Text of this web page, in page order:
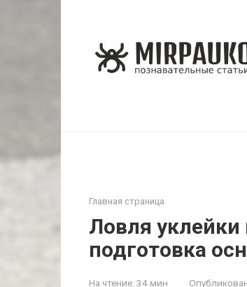
Главная страница
Ловля уклейки
подготовка
На чтение: 34 мин